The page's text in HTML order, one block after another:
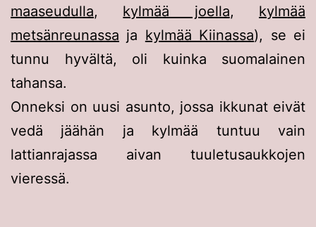
maaseudulla, kylmää joella, kylmää
metsänreunassa ja kylmää Kiinassa), se ei
tunnu hyvältä, oli kuinka suomalainen
tahansa.
Onneksi on uusi asunto, jossa ikkunat eivät
vedä jäähän ja kylmää tuntuu vain
lattianrajassa aivan tuuletusaukkojen
vieressä.